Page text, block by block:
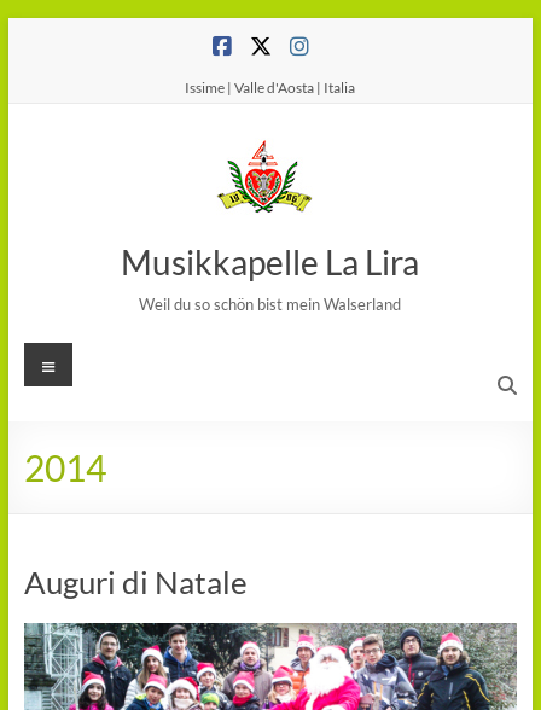
Issime | Valle d'Aosta | Italia
Musikkapelle La Lira
Weil du so schön bist mein Walserland
Menu
2014
Auguri di Natale